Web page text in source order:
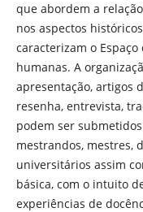
que abordem a
nos aspectos
caracterizam o
humanas. A
apresentação, artigos
resenha, entrevista,
podem ser
mestrandos, mestres,
universitários assim
básica, com o intuito
experiências de